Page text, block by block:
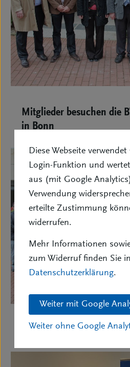
Diese Webseite
Login-Funktion und
aus (mit Google
Verwendung
erteilte Zustimmung
widerrufen.
Mehr Informationen
zum Widerruf finden Sie
Datenschutzerklärung.
Weiter mit Google
Weiter ohne Google
Mitglieder besuchen die
in Bonn
Mitgliederversammlung